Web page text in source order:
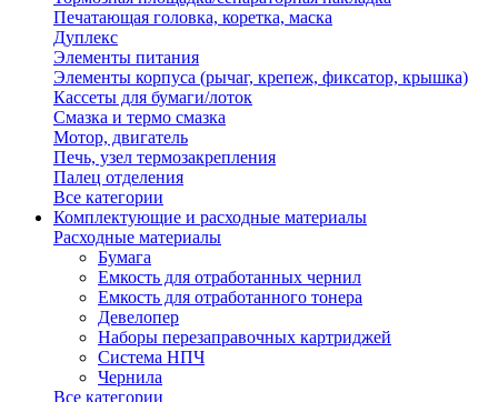
Печатающая головка, коретка, маска
Дуплекс
Элементы питания
Элементы корпуса (рычаг, крепеж, фиксатор, крышка)
Кассеты для бумаги/лоток
Смазка и термо смазка
Мотор, двигатель
Печь, узел термозакрепления
Палец отделения
Все категории
Комплектующие и расходные материалы
Расходные материалы
Бумага
Емкость для отработанных чернил
Емкость для отработанного тонера
Девелопер
Наборы перезаправочных картриджей
Система НПЧ
Чернила
Все категории